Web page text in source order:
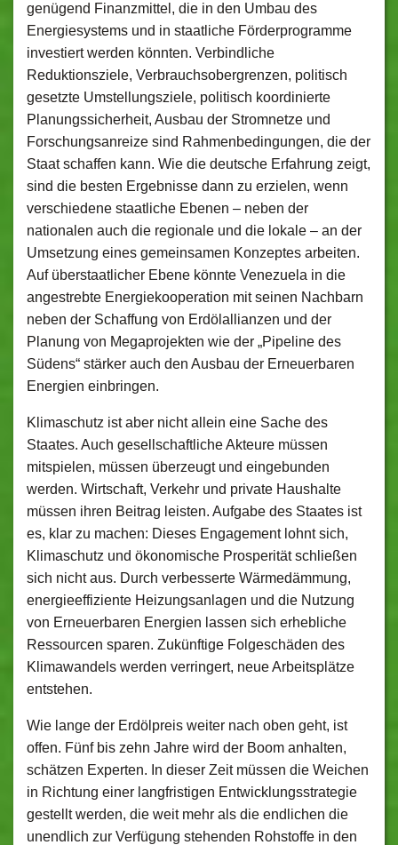
genügend Finanzmittel, die in den Umbau des
Energiesystems und in staatliche Förderprogramme
investiert werden könnten. Verbindliche
Reduktionsziele, Verbrauchsobergrenzen, politisch
gesetzte Umstellungsziele, politisch koordinierte
Planungssicherheit, Ausbau der Stromnetze und
Forschungsanreize sind Rahmenbedingungen, die der
Staat schaffen kann. Wie die deutsche Erfahrung zeigt,
sind die besten Ergebnisse dann zu erzielen, wenn
verschiedene staatliche Ebenen – neben der
nationalen auch die regionale und die lokale – an der
Umsetzung eines gemeinsamen Konzeptes arbeiten.
Auf überstaatlicher Ebene könnte Venezuela in die
angestrebte Energiekooperation mit seinen Nachbarn
neben der Schaffung von Erdölallianzen und der
Planung von Megaprojekten wie der „Pipeline des
Südens“ stärker auch den Ausbau der Erneuerbaren
Energien einbringen.
Klimaschutz ist aber nicht allein eine Sache des
Staates. Auch gesellschaftliche Akteure müssen
mitspielen, müssen überzeugt und eingebunden
werden. Wirtschaft, Verkehr und private Haushalte
müssen ihren Beitrag leisten. Aufgabe des Staates ist
es, klar zu machen: Dieses Engagement lohnt sich,
Klimaschutz und ökonomische Prosperität schließen
sich nicht aus. Durch verbesserte Wärmedämmung,
energieeffiziente Heizungsanlagen und die Nutzung
von Erneuerbaren Energien lassen sich erhebliche
Ressourcen sparen. Zukünftige Folgeschäden des
Klimawandels werden verringert, neue Arbeitsplätze
entstehen.
Wie lange der Erdölpreis weiter nach oben geht, ist
offen. Fünf bis zehn Jahre wird der Boom anhalten,
schätzen Experten. In dieser Zeit müssen die Weichen
in Richtung einer langfristigen Entwicklungsstrategie
gestellt werden, die weit mehr als die endlichen die
unendlich zur Verfügung stehenden Rohstoffe in den